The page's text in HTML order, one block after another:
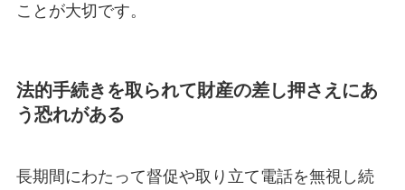
ことが大切です。
法的手続きを取られて財産の差し押さえにあ
う恐れがある
長期間にわたって督促や取り立て電話を無視し続